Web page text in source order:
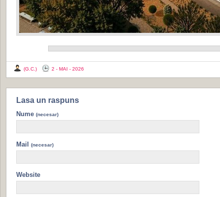
(G.C.) 2 - MAI - 2026
Lasa un raspuns
Nume (necesar)
Mail (necesar)
Website